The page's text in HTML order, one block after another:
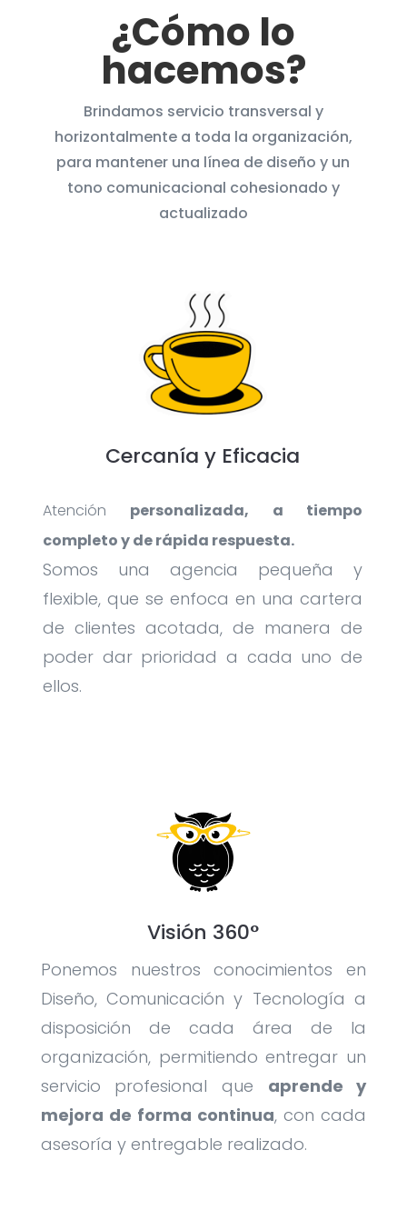
¿Cómo lo
hacemos?
Brindamos servicio transversal y
horizontalmente a toda la organización,
para mantener una línea de diseño y un
tono comunicacional cohesionado y
actualizado
Cercanía y Eficacia
Atención personalizada, a tiempo
completo y de rápida respuesta.
Somos una agencia pequeña y
flexible, que se enfoca en una cartera
de clientes acotada, de manera de
poder dar prioridad a cada uno de
ellos.
Visión 360°
Ponemos nuestros conocimientos en
Diseño, Comunicación y Tecnología a
disposición de cada área de la
organización, permitiendo entregar un
servicio profesional que aprende y
mejora de forma continua, con cada
asesoría y entregable realizado.